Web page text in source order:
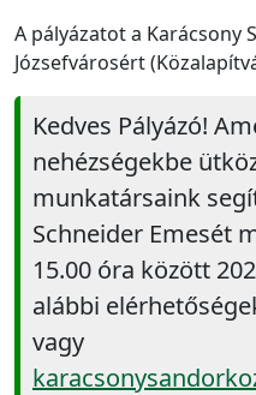
A pályázatot a Karácsony
Józsefvárosért
Kedves Pályázó!
nehézségekbe
munkatársaink
Schneider Emesét
15.00 óra között
alábbi
vagy